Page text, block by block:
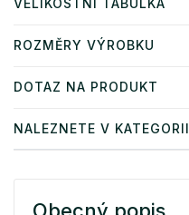
ROZMĚRY VÝROBKU
DOTAZ NA PRODUKT
NALEZNETE V KATEGORII
Obecný popis